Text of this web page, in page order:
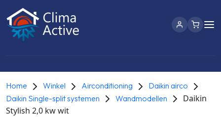
Home Winkel Airconditioning
Daikin airco
Daikin Single-split systemen
Wandmodellen
Daikin
Stylish 2,0 kw wit